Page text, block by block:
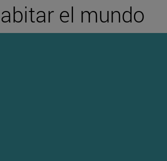
el mundo